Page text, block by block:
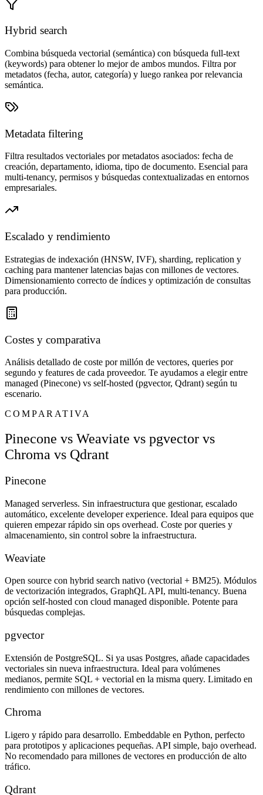
Hybrid search
Combina búsqueda vectorial (semántica) con búsqueda full-text
(keywords) para obtener lo mejor de ambos mundos. Filtra por
metadatos (fecha, autor, categoría) y luego rankea por relevancia
semántica.
Metadata filtering
Filtra resultados vectoriales por metadatos asociados: fecha de
creación, departamento, idioma, tipo de documento. Esencial para
multi-tenancy, permisos y búsquedas contextualizadas en entornos
empresariales.
Escalado y rendimiento
Estrategias de indexación (HNSW, IVF), sharding, replication y
caching para mantener latencias bajas con millones de vectores.
Dimensionamiento correcto de índices y optimización de consultas
para producción.
Costes y comparativa
Análisis detallado de coste por millón de vectores, queries por
segundo y features de cada proveedor. Te ayudamos a elegir entre
managed (Pinecone) vs self-hosted (pgvector, Qdrant) según tu
escenario.
COMPARATIVA
Pinecone vs Weaviate vs pgvector vs
Chroma vs Qdrant
Pinecone
Managed serverless. Sin infraestructura que gestionar, escalado
automático, excelente developer experience. Ideal para equipos que
quieren empezar rápido sin ops overhead. Coste por queries y
almacenamiento, sin control sobre la infraestructura.
Weaviate
Open source con hybrid search nativo (vectorial + BM25). Módulos
de vectorización integrados, GraphQL API, multi-tenancy. Buena
opción self-hosted con cloud managed disponible. Potente para
búsquedas complejas.
pgvector
Extensión de PostgreSQL. Si ya usas Postgres, añade capacidades
vectoriales sin nueva infraestructura. Ideal para volúmenes
medianos, permite SQL + vectorial en la misma query. Limitado en
rendimiento con millones de vectores.
Chroma
Ligero y rápido para desarrollo. Embeddable en Python, perfecto
para prototipos y aplicaciones pequeñas. API simple, bajo overhead.
No recomendado para millones de vectores en producción de alto
tráfico.
Qdrant